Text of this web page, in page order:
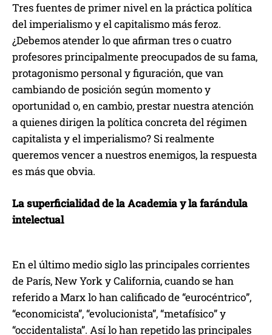
Tres fuentes de primer nivel en la práctica política
del imperialismo y el capitalismo más feroz.
¿Debemos atender lo que afirman tres o cuatro
profesores principalmente preocupados de su fama,
protagonismo personal y figuración, que van
cambiando de posición según momento y
oportunidad o, en cambio, prestar nuestra atención
a quienes dirigen la política concreta del régimen
capitalista y el imperialismo? Si realmente
queremos vencer a nuestros enemigos, la respuesta
es más que obvia.
La superficialidad de la Academia y la farándula
intelectual
En el último medio siglo las principales corrientes
de París, New York y California, cuando se han
referido a Marx lo han calificado de “eurocéntrico”,
“economicista”, “evolucionista”, “metafísico” y
“occidentalista”. Así lo han repetido las principales